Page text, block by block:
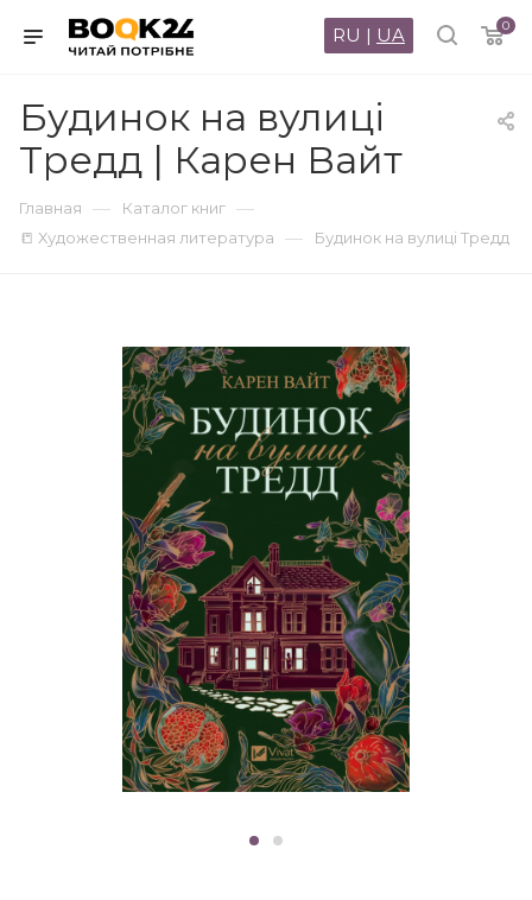
0
RU | UA
Будинок на вулиці
Тредд | Карен Вайт
Главная — Каталог книг —
📒 Художественная литература — Будинок на вулиці Тредд